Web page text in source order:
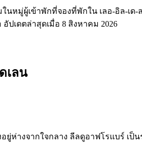
มู่ผู้เข้าพักที่จองที่พักใน เลอ-อิล-เด-
ปเดตล่าสุดเมื่อ 8 สิงหาคม 2026
เลน
ยู่ห่างจากใจกลาง ลีลดูอาฟโรแบร์ เป็